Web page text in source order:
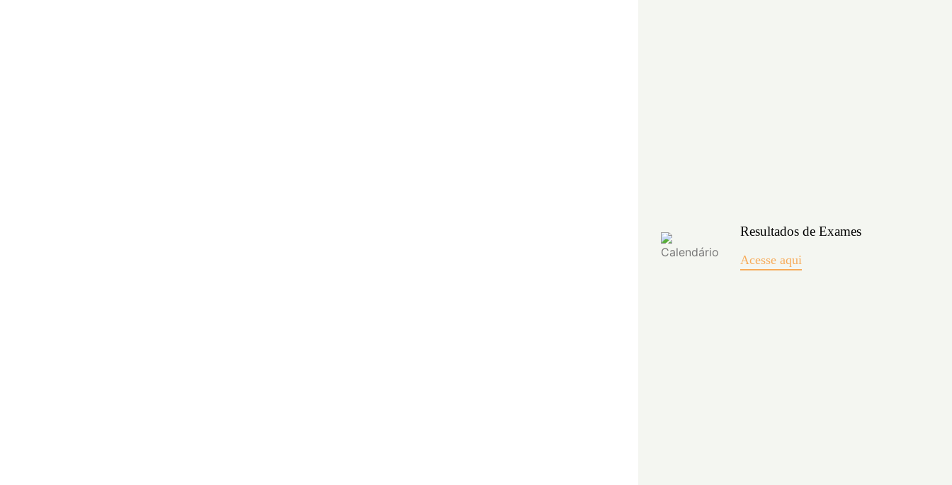
Resultados de Exames
Acesse aqui